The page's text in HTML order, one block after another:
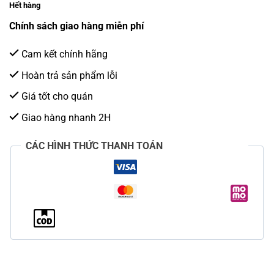
Hết hàng
Chính sách giao hàng miễn phí
Cam kết chính hãng
Hoàn trả sản phẩm lỗi
Giá tốt cho quán
Giao hàng nhanh 2H
CÁC HÌNH THỨC THANH TOÁN